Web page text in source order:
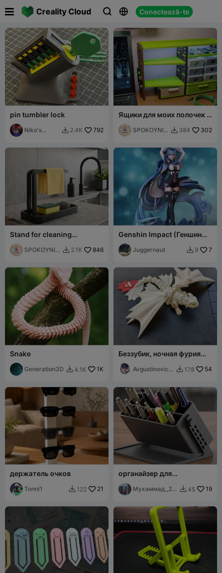
Creality Cloud   Conectează-te
 
pin tumbler lock
Niko's
 2.4K 792
Ящики для моих полочек .
Печать в режиме ВАЗА.
SPOKOYNIY
 384 302
Stand for cleaning
accessories
SPOKOYNIY
 2.1K 846
Genshin Impact (Геншин
Импакт)
Juggernaut  9 7
Snake
Generation3D  4.1K 1K
Беззубик, ночная фурия
Flexi"драконы"
Avgustinovich
 178 54
держатель очков
Tonni1  122 21
органайзер для
карандашей и ручек
Мухаммад_20  45 19